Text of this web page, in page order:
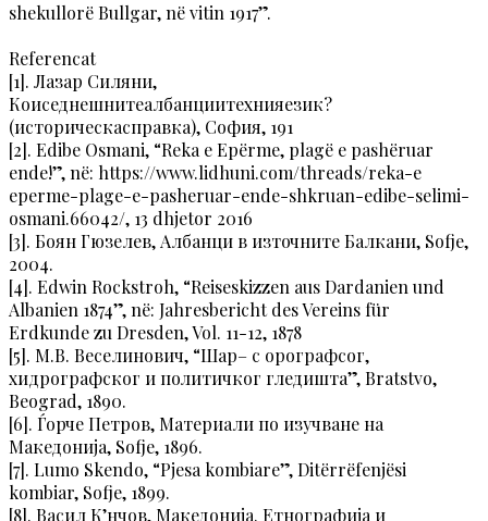
shekullorë Bullgar, në vitin 1917”.
Referencat
[1]. Лазар Силяни,
Коиседнешнитеалбанциитехнияезик?
(историческасправка), София, 191
[2]. Edibe Osmani, “Reka e Epërme, plagë e pashëruar
ende!”, në: https://www.lidhuni.com/threads/reka-e
eperme-plage-e-pasheruar-ende-shkruan-edibe-selimi-
osmani.66042/, 13 dhjetor 2016
[3]. Боян Гюзелев, Албанци в източните Балкани, Sofje,
2004.
[4]. Edwin Rockstroh, “Reiseskizzen aus Dardanien und
Albanien 1874”, në: Jahresbericht des Vereins für
Erdkunde zu Dresden, Vol. 11-12, 1878
[5]. М.В. Веселинович, “Шар– с орографсог,
хидрографског и политичког гледишта”, Bratstvo,
Beograd, 1890.
[6]. Ѓорче Петров, Материали по изучване на
Македонија, Sofje, 1896.
[7]. Lumo Skendo, “Pjesa kombiare”, Ditërrëfenjësi
kombiar, Sofje, 1899.
[8]. Васил К’нчов, Македонија. Етнографија и